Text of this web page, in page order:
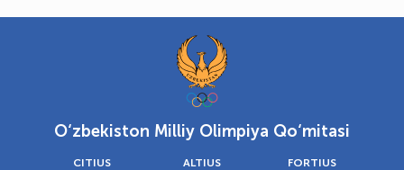
O‘zbekiston Milliy Olimpiya Qo‘mitasi
CITIUS ALTIUS FORTIUS